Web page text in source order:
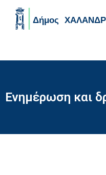
Ενημέρωση και